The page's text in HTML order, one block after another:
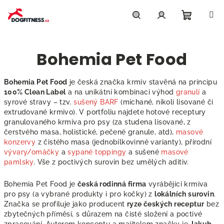
obsah
Bohemia Pet Food
Bohemia Pet Food je česká značka krmiv stavěná na principu
100% Clean Labela na unikátní kombinaci výhod granulí a
syrové stravy – tzv.sušený BARF (míchané, nikoli lisované či
extrudované krmivo). V portfoliu najdete hotové receptury
granulovaného krmiva pro psy (za studena lisované, z
čerstvého masa, holistické, pečené granule, atd), masové
konzervy z čistého masa (jednobílkovinné varianty), přírodní
vývary/omáčky asypané toppingy a sušené masové
pamlsky. Vše z poctivých surovin bez umělých aditiv.
Bohemia Pet Food je česká rodinná firma vyrábějící krmiva
pro psy (a vybrané produkty i pro kočky) z lokálních surovin.
Značka se profiluje jako producent ryze českých recepturbez
zbytečných příměsí, s důrazem na čisté složení a poctivé